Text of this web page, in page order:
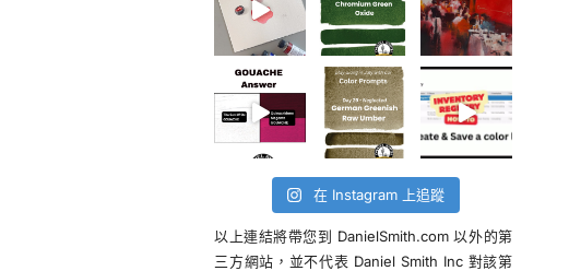
在 Instagram 上追蹤
以上連結將帶您到 DanielSmith.com 以外的第
三方網站，並不代表 Daniel Smith Inc 對該第